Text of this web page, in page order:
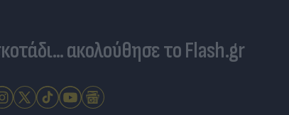
ακολούθησε το Flash.gr